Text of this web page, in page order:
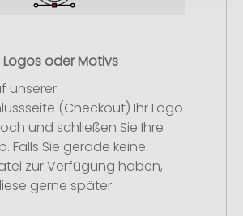
oder Motivs
unserer
(Checkout) Ihr Logo
und schließen Sie Ihre
Falls Sie gerade keine
zur Verfügung haben,
gerne später